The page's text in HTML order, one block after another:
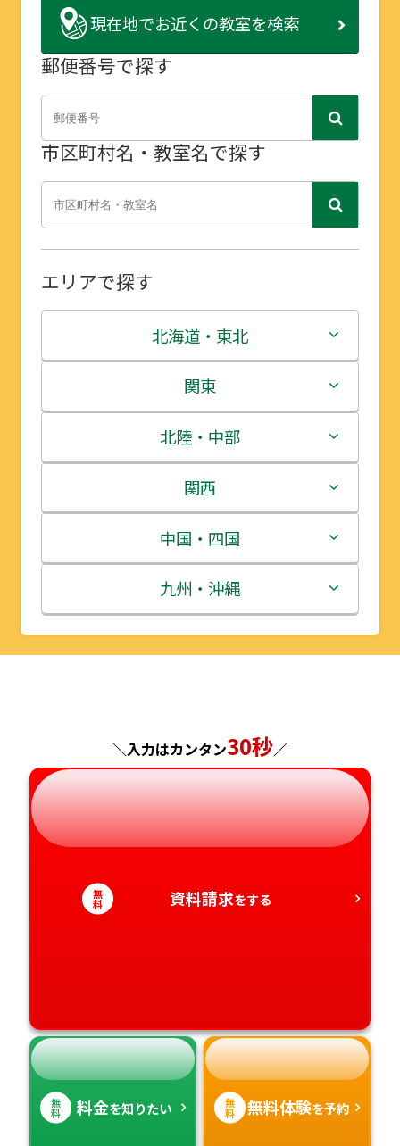
現在地でお近くの教室を検索
郵便番号で探す
市区町村名・教室名で探す
エリアで探す
北海道・東北
北海道
青森県
岩手県
宮城県
秋田県
山形県
関東
茨城県
栃木県
群馬県
埼玉県
千葉県
北陸・中部
新潟県
富山県
石川県
福井県
岐阜県
静岡県
関西
三重県
滋賀県
京都府
奈良県
和歌山県
中国・四国
鳥取県
島根県
山口県
徳島県
九州・沖縄
福岡県
熊本県
大分県
宮崎県
＼入力はカンタン30秒／
無
料 資料請求をする
無
料 料金を知りたい 無
料 無料体験を予約